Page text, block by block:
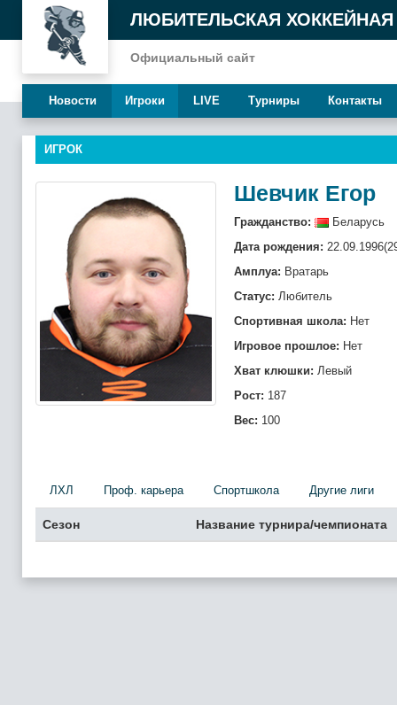
ЛЮБИТЕЛЬСКАЯ ХОККЕЙНАЯ
Официальный сайт
Новости Игроки LIVE Турниры Контакты
ИГРОК
Шевчик Егор
Гражданство:
Беларусь
Дата рождения:
Амплуа: Вратарь
Статус: Любитель
Спортивная школа: Нет
Игровое прошлое: Нет
Хват клюшки: Левый
Рост: 187
Вес: 100
ЛХЛ Проф. карьера Спортшкола Другие лиги
Сезон Название турнира/чемпионата